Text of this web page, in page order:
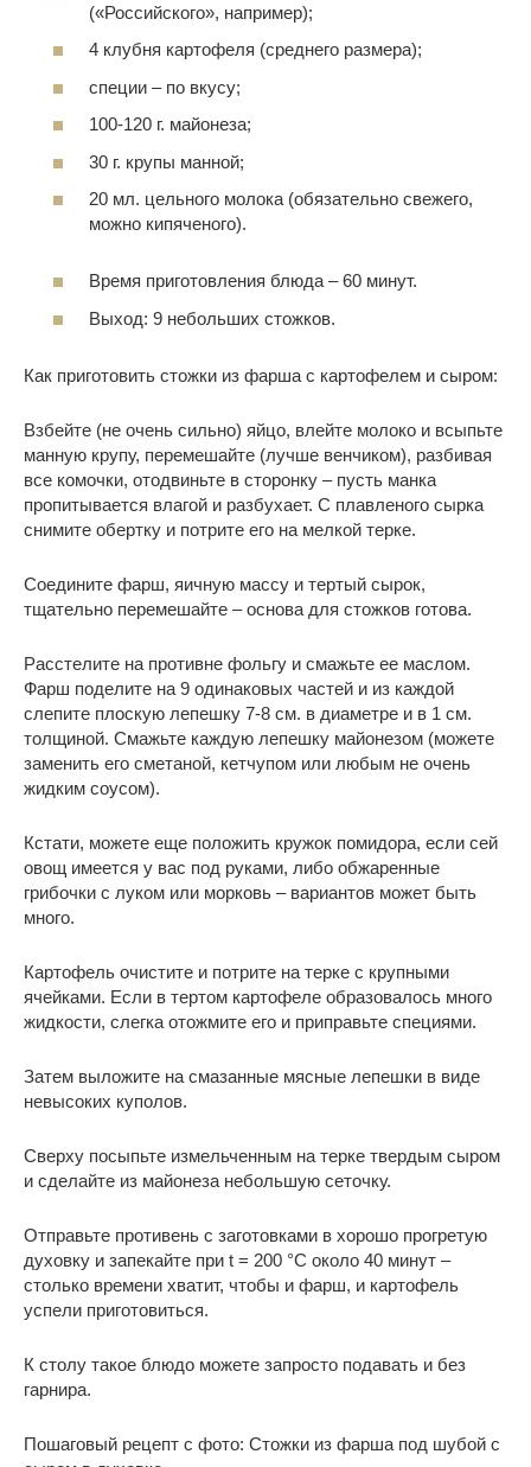
(«Российского», например);
4 клубня картофеля (среднего размера);
специи – по вкусу;
100-120 г. майонеза;
30 г. крупы манной;
20 мл. цельного молока (обязательно свежего,
можно кипяченого).
Время приготовления блюда – 60 минут.
Выход: 9 небольших стожков.
Как приготовить стожки из фарша с картофелем и сыром:
Взбейте (не очень сильно) яйцо, влейте молоко и всыпьте
манную крупу, перемешайте (лучше венчиком), разбивая
все комочки, отодвиньте в сторонку – пусть манка
пропитывается влагой и разбухает. С плавленого сырка
снимите обертку и потрите его на мелкой терке.
Соедините фарш, яичную массу и тертый сырок,
тщательно перемешайте – основа для стожков готова.
Расстелите на противне фольгу и смажьте ее маслом.
Фарш поделите на 9 одинаковых частей и из каждой
слепите плоскую лепешку 7-8 см. в диаметре и в 1 см.
толщиной. Смажьте каждую лепешку майонезом (можете
заменить его сметаной, кетчупом или любым не очень
жидким соусом).
Кстати, можете еще положить кружок помидора, если сей
овощ имеется у вас под руками, либо обжаренные
грибочки с луком или морковь – вариантов может быть
много.
Картофель очистите и потрите на терке с крупными
ячейками. Если в тертом картофеле образовалось много
жидкости, слегка отожмите его и приправьте специями.
Затем выложите на смазанные мясные лепешки в виде
невысоких куполов.
Сверху посыпьте измельченным на терке твердым сыром
и сделайте из майонеза небольшую сеточку.
Отправьте противень с заготовками в хорошо прогретую
духовку и запекайте при t = 200 °C около 40 минут –
столько времени хватит, чтобы и фарш, и картофель
успели приготовиться.
К столу такое блюдо можете запросто подавать и без
гарнира.
Пошаговый рецепт с фото: Стожки из фарша под шубой с